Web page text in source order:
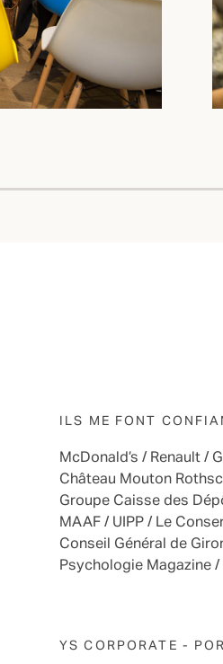
ILS ME FONT
McDonald’s / Renault /
Château Mouton
Groupe Caisse des
MAAF / UIPP / Le
Conseil Général de
Psychologie Magazine
YS CORPORATE -